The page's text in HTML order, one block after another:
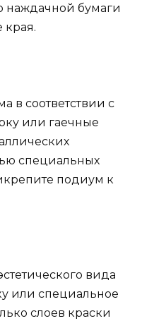
наждачной бумаги
края.
в соответствии с
или гаечные
специальных
подиум к
вида
или специальное
слоев краски